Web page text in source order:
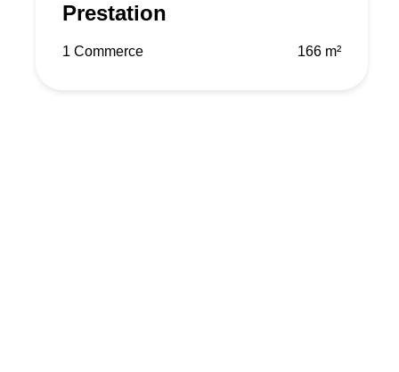
Prestation
1 Commerce 166 m²